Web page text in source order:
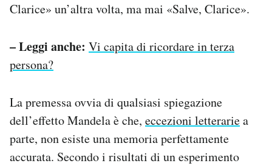
Clarice» un’altra volta, ma mai «Salve, Clarice».
– Leggi anche: Vi capita di ricordare in terza
persona?
La premessa ovvia di qualsiasi spiegazione
dell’effetto Mandela è che, eccezioni letterariea
parte, non esiste una memoria perfettamente
accurata. Secondo i risultati di un esperimento